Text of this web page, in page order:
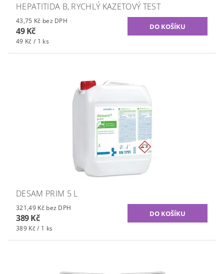
HEPATITIDA B, RYCHLÝ KAZETOVÝ TEST
43,75 Kč bez DPH
49 Kč
49 Kč / 1 ks
DESAM PRIM 5 L
321,49 Kč bez DPH
389 Kč
389 Kč / 1 ks